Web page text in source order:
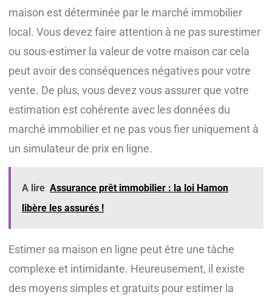
maison est déterminée par le marché immobilier
local. Vous devez faire attention à ne pas surestimer
ou sous-estimer la valeur de votre maison car cela
peut avoir des conséquences négatives pour votre
vente. De plus, vous devez vous assurer que votre
estimation est cohérente avec les données du
marché immobilier et ne pas vous fier uniquement à
un simulateur de prix en ligne.
A lire Assurance prêt immobilier : la loi Hamon
libère les assurés !
Estimer sa maison en ligne peut être une tâche
complexe et intimidante. Heureusement, il existe
des moyens simples et gratuits pour estimer la